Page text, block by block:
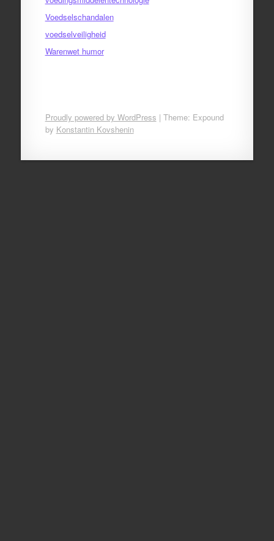
Voedselschandalen
voedselveiligheid
Warenwet humor
Proudly powered by WordPress | Theme: Expound
by Konstantin Kovshenin